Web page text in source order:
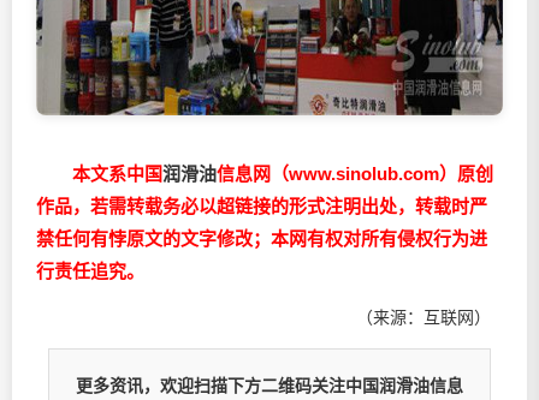
本文系中国润滑油信息网（www.sinolub.com）原创
作品，若需转载务必以超链接的形式注明出处，转载时严
禁任何有悖原文的文字修改；本网有权对所有侵权行为进
行责任追究。
（来源：互联网）
更多资讯，欢迎扫描下方二维码关注中国润滑油信息